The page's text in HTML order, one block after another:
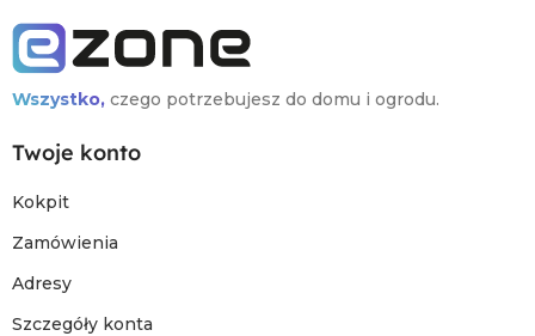
Wszystko, czego potrzebujesz do domu i ogrodu.
Twoje konto
Kokpit
Zamówienia
Adresy
Szczegóły konta